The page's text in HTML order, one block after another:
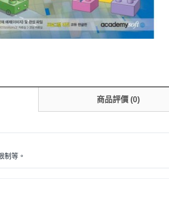
商品評價(0)
制等。